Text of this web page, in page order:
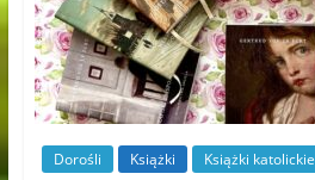
Dorośli Książki Książki katolickie